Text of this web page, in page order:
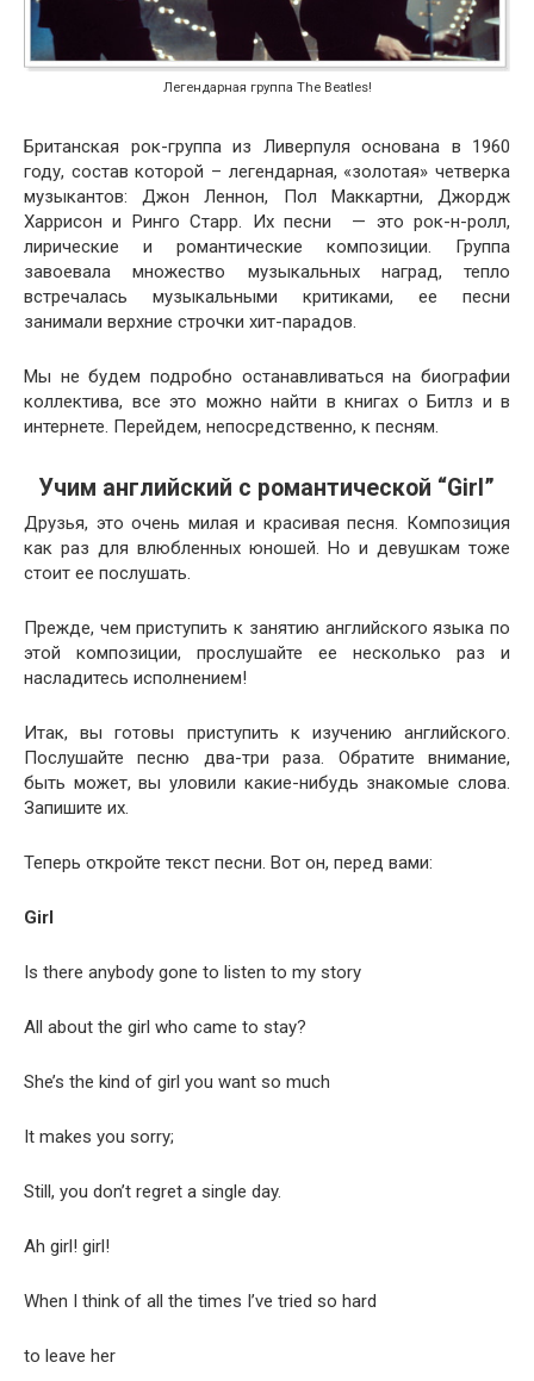
Легендарная группа The Beatles!
Британская рок-группа из Ливерпуля основана в 1960
году, состав которой – легендарная, «золотая» четверка
музыкантов: Джон Леннон, Пол Маккартни, Джордж
Харрисон и Ринго Старр. Их песни — это рок-н-ролл,
лирические и романтические композиции. Группа
завоевала множество музыкальных наград, тепло
встречалась музыкальными критиками, ее песни
занимали верхние строчки хит-парадов.
Мы не будем подробно останавливаться на биографии
коллектива, все это можно найти в книгах о Битлз и в
интернете. Перейдем, непосредственно, к песням.
Учим английский с романтической “Girl”
Друзья, это очень милая и красивая песня. Композиция
как раз для влюбленных юношей. Но и девушкам тоже
стоит ее послушать.
Прежде, чем приступить к занятию английского языка по
этой композиции, прослушайте ее несколько раз и
насладитесь исполнением!
Итак, вы готовы приступить к изучению английского.
Послушайте песню два-три раза. Обратите внимание,
быть может, вы уловили какие-нибудь знакомые слова.
Запишите их.
Теперь откройте текст песни. Вот он, перед вами:
Girl
Is there any­body gone to lis­ten to my story
All about the girl who came to stay?
She’s the kind of girl you want so much
It makes you sorry;
Still, you don’t regret a sin­gle day.
Ah girl! girl!
When I think of all the times I’ve tried so hard
to leave her